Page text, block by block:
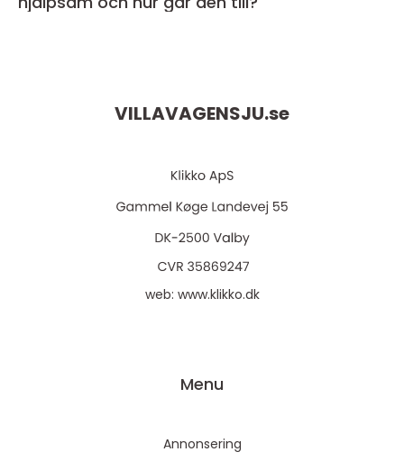
VILLAVAGENSJU.se
web: www.klikko.dk
Menu
Annonsering